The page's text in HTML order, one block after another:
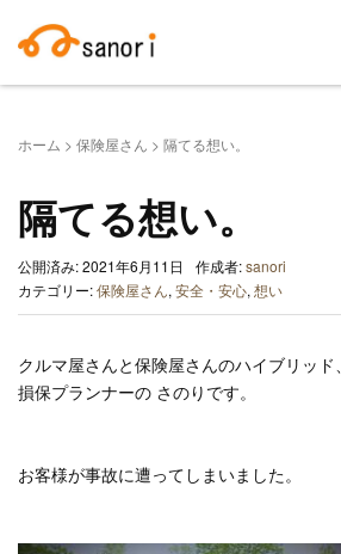
索:
ホーム > 保険屋さん > 隔てる想い。
隔てる想い。
公開済み: 2021年6月11日 作成者:sanori
カテゴリー:保険屋さん, 安全・安心, 想い
クルマ屋さんと保険屋さんのハイブリッド、
損保プランナーの さのりです。
お客様が事故に遭ってしまいました。